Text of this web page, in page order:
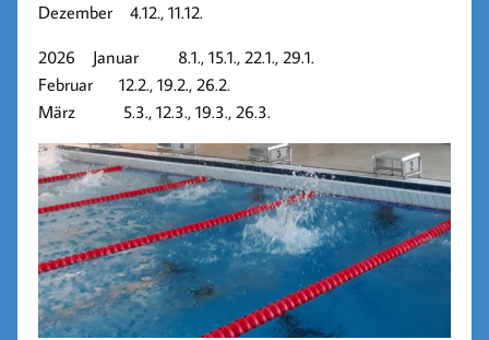
Dezember 4.12., 11.12.
2026 Januar 8.1., 15.1., 22.1., 29.1.
Februar 12.2., 19.2., 26.2.
März 5.3., 12.3., 19.3., 26.3.